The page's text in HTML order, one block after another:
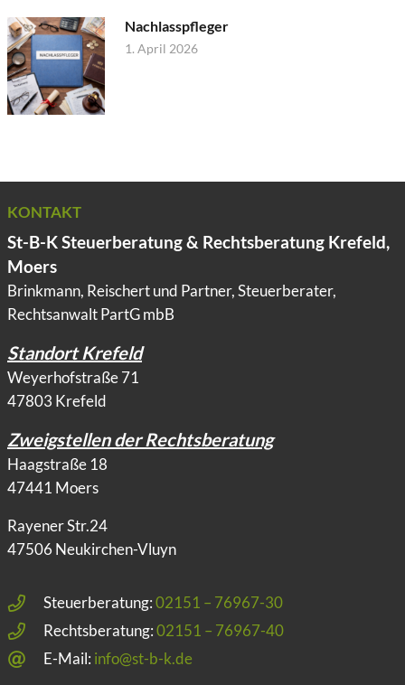
Nachlasspfleger
1. April 2026
KONTAKT
St-B-K Steuerberatung & Rechtsberatung Krefeld,
Moers
Brinkmann, Reischert und Partner, Steuerberater,
Rechtsanwalt PartG mbB
Standort Krefeld
Weyerhofstraße 71
47803 Krefeld
Zweigstellen der Rechtsberatung
Haagstraße 18
47441 Moers
Rayener Str.24
47506 Neukirchen-Vluyn
Steuerberatung:02151 – 76967-30
Rechtsberatung:02151 – 76967-40
E-Mail: info@st-b-k.de